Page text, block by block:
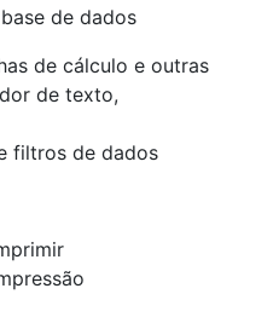
de dados
de cálculo e outras
de texto,
filtros de dados